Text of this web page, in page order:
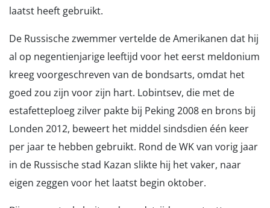
laatst heeft gebruikt.
De Russische zwemmer vertelde de Amerikanen dat hij
al op negentienjarige leeftijd voor het eerst meldonium
kreeg voorgeschreven van de bondsarts, omdat het
goed zou zijn voor zijn hart. Lobintsev, die met de
estafetteploeg zilver pakte bij Peking 2008 en brons bij
Londen 2012, beweert het middel sindsdien één keer
per jaar te hebben gebruikt. Rond de WK van vorig jaar
in de Russische stad Kazan slikte hij het vaker, naar
eigen zeggen voor het laatst begin oktober.